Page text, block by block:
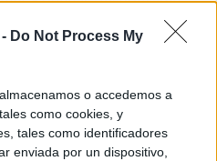
Do Not Process My
o accedemos a
como cookies, y
tales como identificadores
enviada por un dispositivo,
cómo la institución lleva
y conocimientos
Entre las curiosidades
el nombre con el que
mundillo sobre el que se